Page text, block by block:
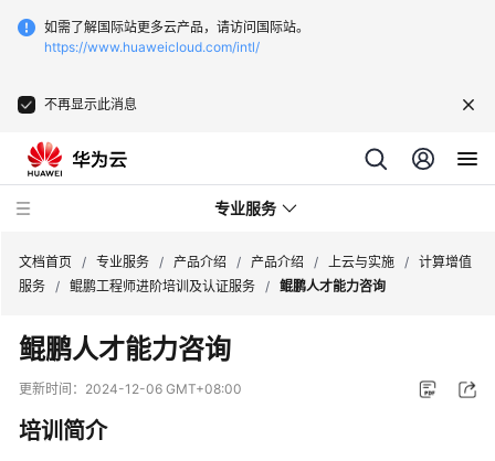
如需了解国际站更多云产品，请访问国际站。
https://www.huaweicloud.com/intl/
不再显示此消息
专业服务
服
务
公
文档首页 / 专业服务 / 产品介绍 / 产品介绍 / 上云与实施 / 计算增值
服务 / 鲲鹏工程师进阶培训及认证服务 / 鲲鹏人才能力咨询
鲲鹏人才能力咨询
更新时间： 2024-12-06 GMT+08:00
培训简介